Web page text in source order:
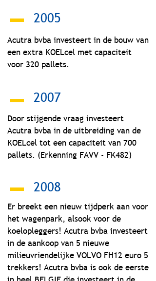
2005
Acutra bvba investeert in de bouw van
een extra KOELcel met capaciteit
voor 320 pallets.
2007
Door stijgende vraag investeert
Acutra bvba in de uitbreiding van de
KOELcel tot een capaciteit van 700
pallets. (Erkenning FAVV - FK482)
2008
Er breekt een nieuw tijdperk aan voor
het wagenpark, alsook voor de
koelopleggers! Acutra bvba investeert
in de aankoop van 5 nieuwe
milieuvriendelijke VOLVO FH12 euro 5
trekkers! Acutra bvba is ook de eerste